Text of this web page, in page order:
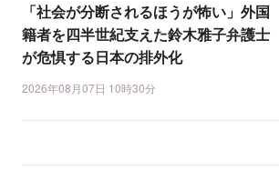
「社会が分断されるほうが怖い」外国
籍者を四半世紀支えた鈴木雅子弁護士
が危惧する日本の排外化
2026年08月07日 10時30分